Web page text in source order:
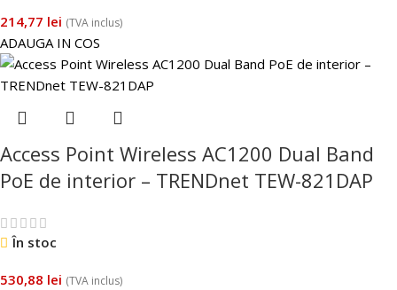
214,77 lei (TVA inclus)
ADAUGA IN COS
Access Point Wireless AC1200 Dual Band
PoE de interior – TRENDnet TEW-821DAP
În stoc
530,88 lei (TVA inclus)